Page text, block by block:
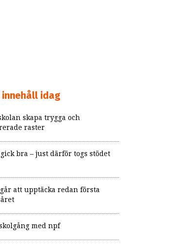
idag
skapa trygga och
raster
gick bra – just därför togs stödet
att upptäcka redan första
med npf